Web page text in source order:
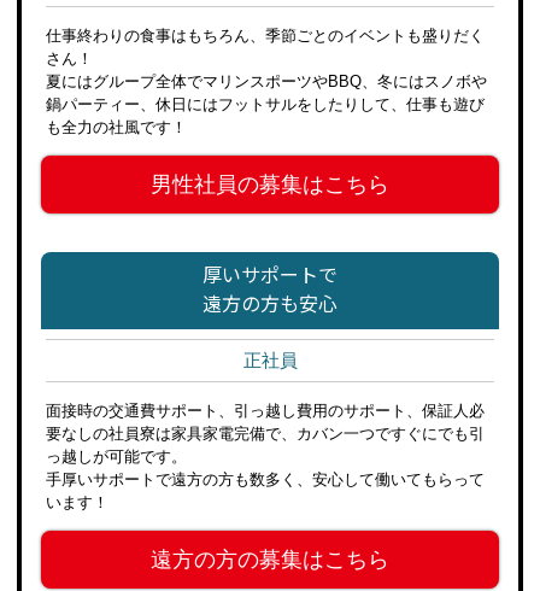
仕事終わりの食事はもちろん、季節ごとのイベントも盛りだく
さん！
夏にはグループ全体でマリンスポーツやBBQ、冬にはスノボや
鍋パーティー、休日にはフットサルをしたりして、仕事も遊び
も全力の社風です！
男性社員の募集はこちら
厚いサポートで
遠方の方も安心
正社員
面接時の交通費サポート、引っ越し費用のサポート、保証人必
要なしの社員寮は家具家電完備で、カバン一つですぐにでも引
っ越しが可能です。
手厚いサポートで遠方の方も数多く、安心して働いてもらって
います！
遠方の方の募集はこちら